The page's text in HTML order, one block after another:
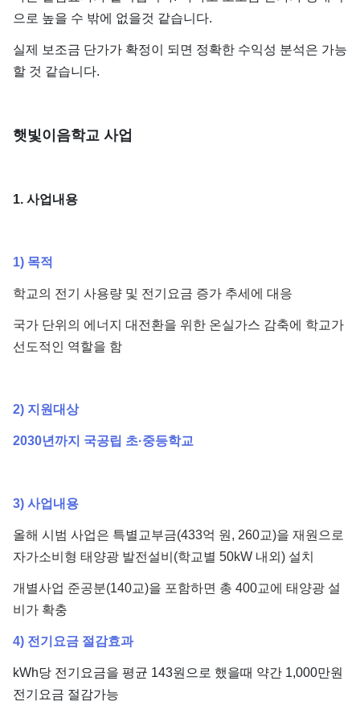
으로 높을 수 밖에 없을것 같습니다.
실제 보조금 단가가 확정이 되면 정확한 수익성 분석은 가능
할 것 같습니다.
​햇빛이음학교 사업
1. 사업내용
1) 목적
학교의 전기 사용량 및 전기요금 증가 추세에 대응
국가 단위의 에너지 대전환을 위한 온실가스 감축에 학교가
선도적인 역할을 함
2) 지원대상
2030년까지 국공립 초·중등학교
3) 사업내용
올해 시범 사업은 특별교부금(433억 원, 260교)을 재원으로
자가소비형 태양광 발전설비(학교별 50kW 내외) 설치
개별사업 준공분(140교)을 포함하면 총 400교에 태양광 설
비가 확충
4) 전기요금 절감효과
kWh당 전기요금을 평균 143원으로 했을때 약간 1,000만원
전기요금 절감가능